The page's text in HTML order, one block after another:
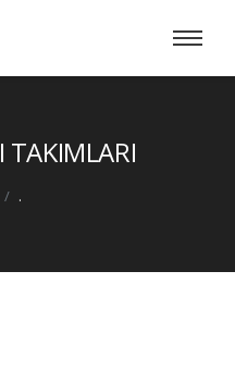
TAKIMLARI
.